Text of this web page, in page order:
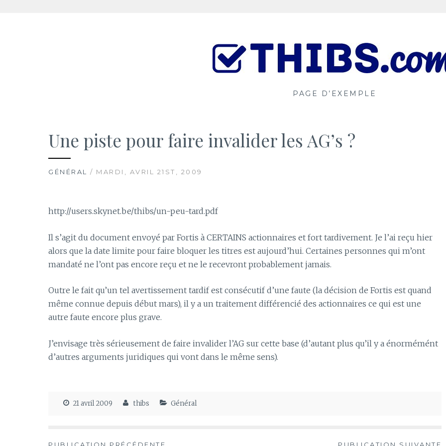
PAGE D’EXEMPLE
Une piste pour faire invalider les AG’s ?
GÉNÉRAL / MARDI, AVRIL 21ST, 2009
http://users.skynet.be/thibs/un-peu-tard.pdf
Il s’agit du document envoyé par Fortis à CERTAINS actionnaires et fort tardivement. Je l’ai reçu hier
alors que la date limite pour faire bloquer les titres est aujourd’hui. Certaines personnes qui m’ont
mandaté ne l’ont pas encore reçu et ne le recevront probablement jamais.
Outre le fait qu’un tel avertissement tardif est consécutif d’une faute (la décision de Fortis est quand
même connue depuis début mars), il y a un traitement différencié des actionnaires ce qui est une
autre faute encore plus grave.
J’envisage très sérieusement de faire invalider l’AG sur cette base (d’autant plus qu’il y a énormémént
d’autres arguments juridiques qui vont dans le même sens).
21 avril 2009 thibs Général
PUBLICATION PRÉCÉDENTE PUBLICATION SUIVANTE